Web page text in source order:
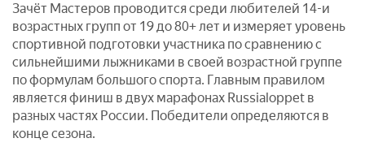
Зачёт Мастеров проводится среди любителей 14-и
возрастных групп от 19 до 80+ лет и измеряет уровень
спортивной подготовки участника по сравнению с
сильнейшими лыжниками в своей возрастной группе
по формулам большого спорта. Главным правилом
является финиш в двух марафонах Russialoppet в
разных частях России. Победители определяются в
конце сезона.